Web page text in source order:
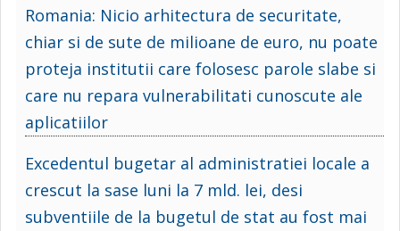
Romania: Nicio arhitectura de securitate,
chiar si de sute de milioane de euro, nu poate
proteja institutii care folosesc parole slabe si
care nu repara vulnerabilitati cunoscute ale
aplicatiilor
Excedentul bugetar al administratiei locale a
crescut la sase luni la 7 mld. lei, desi
subventiile de la bugetul de stat au fost mai